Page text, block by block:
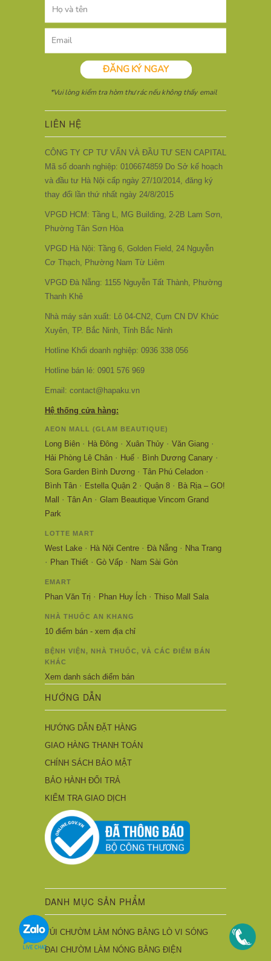
LIÊN HỆ
CÔNG TY CP TƯ VẤN VÀ ĐẦU TƯ SEN CAPITAL
Mã số doanh nghiệp: 0106674859 Do Sở kế hoạch
và đầu tư Hà Nội cấp ngày 27/10/2014, đăng ký
thay đổi lần thứ nhất ngày 24/8/2015
VPGD HCM: Tầng L, MG Building, 2-2B Lam Sơn,
Phường Tân Sơn Hòa
VPGD Hà Nội: Tầng 6, Golden Field, 24 Nguyễn
Cơ Thạch, Phường Nam Từ Liêm
VPGD Đà Nẵng: 1155 Nguyễn Tất Thành, Phường
Thanh Khê
Nhà máy sản xuất: Lô 04-CN2, Cụm CN DV Khúc
Xuyên, TP. Bắc Ninh, Tỉnh Bắc Ninh
Hotline Khối doanh nghiệp: 0936 338 056
Hotline bán lẻ: 0901 576 969
Email: contact@hapaku.vn
Hệ thống cửa hàng:
AEON MALL (GLAM BEAUTIQUE)
Long Biên · Hà Đông · Xuân Thủy · Văn Giang ·
Hải Phòng Lê Chân · Huế · Bình Dương Canary ·
Sora Garden Bình Dương · Tân Phú Celadon ·
Bình Tân · Estella Quận 2 · Quận 8 · Bà Rịa – GO!
Mall
· Tân An · Glam Beautique Vincom Grand
Park
LOTTE MART
West Lake · Hà Nội Centre · Đà Nẵng · Nha Trang
· Phan Thiết · Gò Vấp · Nam Sài Gòn
EMART
Phan Văn Trị · Phan Huy Ích · Thiso Mall Sala
NHÀ THUỐC AN KHANG
10 điểm bán - xem địa chỉ
BỆNH VIỆN, NHÀ THUỐC, VÀ CÁC ĐIỂM BÁN
KHÁC
Xem danh sách điểm bán
HƯỚNG DẪN
HƯỚNG DẪN ĐẶT HÀNG
GIAO HÀNG THANH TOÁN
CHÍNH SÁCH BẢO MẬT
BẢO HÀNH ĐỔI TRẢ
KIỂM TRA GIAO DỊCH
DANH MỤC SẢN PHẨM
TÚI CHƯỜM LÀM NÓNG BẰNG LÒ VI SÓNG
ĐAI CHƯỜM LÀM NÓNG BẰNG ĐIỆN